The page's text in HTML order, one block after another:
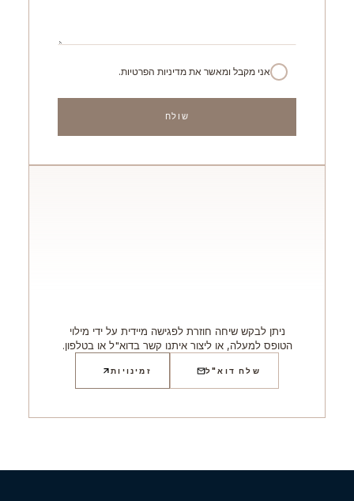
אני מקבל ומאשר את מדיניות הפרטיות.
ניתן לבקש שיחה חוזרת לפגישה מיידית על ידי מילוי
הטופס למעלה, או ליצור איתנו קשר בדוא"ל או בטלפון.
שלח דוא"ל זמינויות